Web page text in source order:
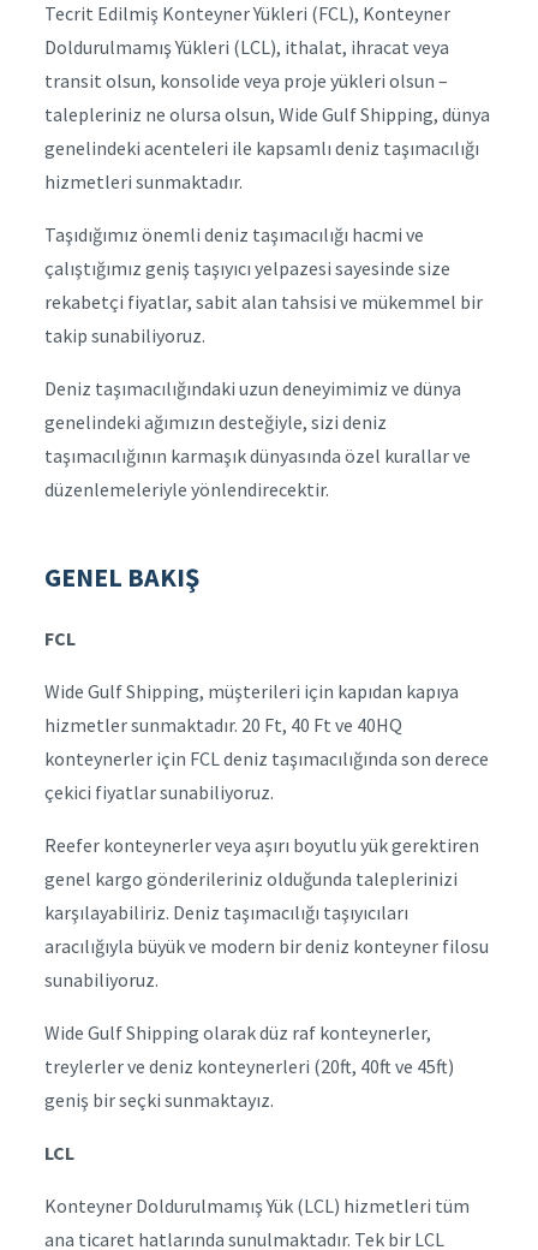
Tecrit Edilmiş Konteyner Yükleri (FCL), Konteyner
Doldurulmamış Yükleri (LCL), ithalat, ihracat veya
transit olsun, konsolide veya proje yükleri olsun –
talepleriniz ne olursa olsun, Wide Gulf Shipping, dünya
genelindeki acenteleri ile kapsamlı deniz taşımacılığı
hizmetleri sunmaktadır.
Taşıdığımız önemli deniz taşımacılığı hacmi ve
çalıştığımız geniş taşıyıcı yelpazesi sayesinde size
rekabetçi fiyatlar, sabit alan tahsisi ve mükemmel bir
takip sunabiliyoruz.
Deniz taşımacılığındaki uzun deneyimimiz ve dünya
genelindeki ağımızın desteğiyle, sizi deniz
taşımacılığının karmaşık dünyasında özel kurallar ve
düzenlemeleriyle yönlendirecektir.
GENEL BAKIŞ
FCL
Wide Gulf Shipping, müşterileri için kapıdan kapıya
hizmetler sunmaktadır. 20 Ft, 40 Ft ve 40HQ
konteynerler için FCL deniz taşımacılığında son derece
çekici fiyatlar sunabiliyoruz.
Reefer konteynerler veya aşırı boyutlu yük gerektiren
genel kargo gönderileriniz olduğunda taleplerinizi
karşılayabiliriz. Deniz taşımacılığı taşıyıcıları
aracılığıyla büyük ve modern bir deniz konteyner filosu
sunabiliyoruz.
Wide Gulf Shipping olarak düz raf konteynerler,
treylerler ve deniz konteynerleri (20ft, 40ft ve 45ft)
geniş bir seçki sunmaktayız.
LCL
Konteyner Doldurulmamış Yük (LCL) hizmetleri tüm
ana ticaret hatlarında sunulmaktadır. Tek bir LCL